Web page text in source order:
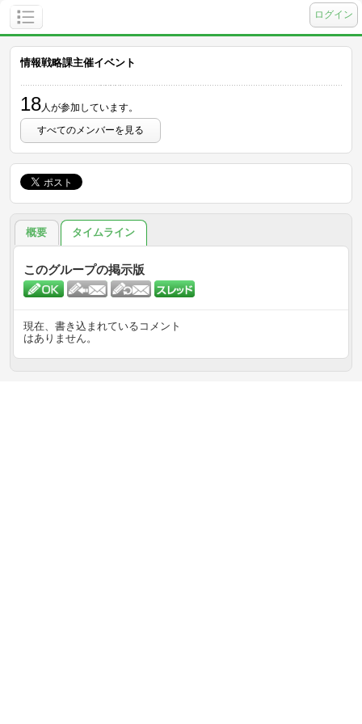
ログイン
情報戦略課主催イベント
18人が参加しています。
すべてのメンバーを見る
概要 タイムライン
このグループの掲示版
現在、書き込まれているコメント
はありません。